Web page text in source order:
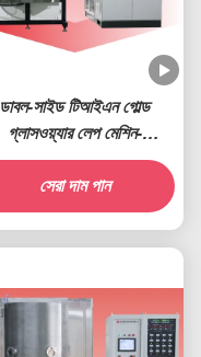
ডাবল-সাইড টিআইএন গোল্ড
গ্লাসওয়্যার লেপ মেশিন-
RT1400-PLUS
সেরা দাম পান